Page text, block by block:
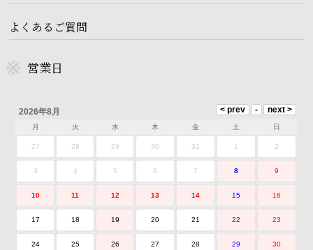
よくあるご質問
営業日
2026年8月
月 火 水 木 金 土 日
27 28 29 30 31 1 2
3 4 5 6 7 8 9
10 11 12 13 14 15 16
17 18 19 20 21 22 23
24 25 26 27 28 29 30